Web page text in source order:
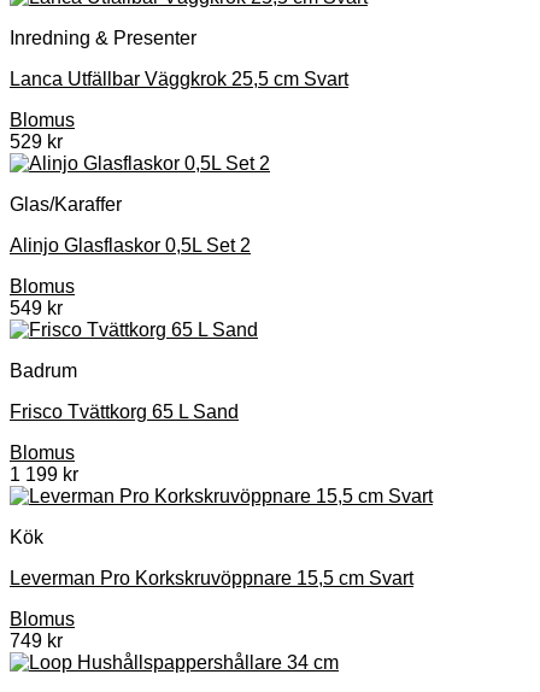
Inredning & Presenter
Lanca Utfällbar Väggkrok 25,5 cm Svart
Blomus
529 kr
Glas/Karaffer
Alinjo Glasflaskor 0,5L Set 2
Blomus
549 kr
Badrum
Frisco Tvättkorg 65 L Sand
Blomus
1 199 kr
Kök
Leverman Pro Korkskruvöppnare 15,5 cm Svart
Blomus
749 kr